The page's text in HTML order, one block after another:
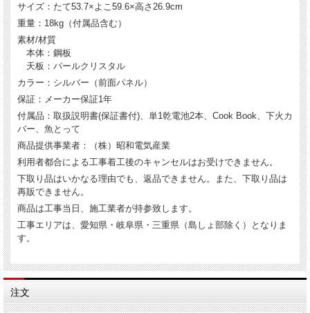
お申込み後、施工担当者より訪問日のご連絡をさせていただきます。な
さい。
※工事着工前であればキャンセル可能です。
すが出る）・油でベトベト・天板やゴトクの汚れが落ちにくい…といっ
サイズ：たて53.7×よこ59.6×高さ26.9cm
重量：18kg（付属品含む）
素材/材質
本体：鋼板
天板：パールクリスタル
カラー：シルバー（前面パネル）
保証：メーカー保証1年
付属品：取扱説明書(保証書付)、単1乾電池2本、Cook Book、下火カ
バー、魚とって
商品提供事業者：（株）昭和電気産業
利用者都合による工事着工後のキャンセルはお受けできません。
下取り品はいかなる理由でも、返品できません。また、下取り品は
再販できません。
商品は工事当日、施工業者が持参致します。
工事エリアは、愛知県・岐阜県・三重県（島しょ部除く）となりま
す。
注文